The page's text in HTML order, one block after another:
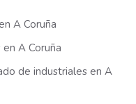
A Coruña
A Coruña
de industriales en A